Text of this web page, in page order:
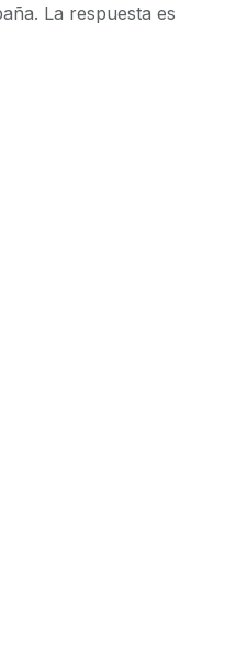
La respuesta es